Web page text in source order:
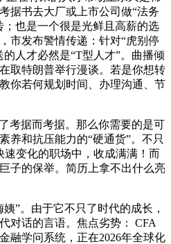
据书去大厂或上市公司做“法务
也是一个很是光鲜且高薪的选
市发布警情传递：针对“虎别停
人才必然是“T型人才”。曲播倾
取特朗普举行漫谈。若是你想转
你若何规划时间、办理沟通、节
据而考据。那么你需要的是可
养和抗压能力的“硬通货”。不只
速变化的职场中，收成满满！而
子的保举。简历上拿不出什么亮
。由于它不只了时代的成长，
对话的言语。焦点劣势： CFA
融学问系统，正在2026年全球化